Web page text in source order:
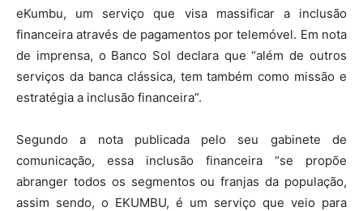
eKumbu, um serviço que visa massificar a inclusão
financeira através de pagamentos por telemóvel. Em nota
de imprensa, o Banco Sol declara que “além de outros
serviços da banca clássica, tem também como missão e
estratégia a inclusão financeira”.
Segundo a nota publicada pelo seu gabinete de
comunicação, essa inclusão financeira “se propõe
abranger todos os segmentos ou franjas da população,
assim sendo, o EKUMBU, é um serviço que veio para